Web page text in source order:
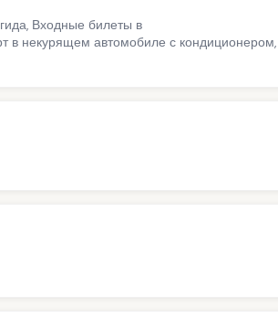
Входные билеты в
в некурящем автомобиле с кондиционером,